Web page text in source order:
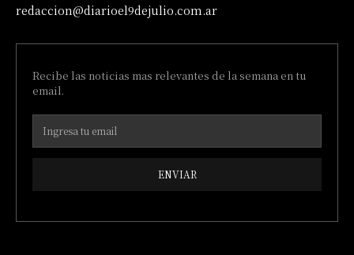
redaccion@diarioel9dejulio.com.ar
Recibe las noticias mas relevantes de la semana en tu
email.
ENVIAR